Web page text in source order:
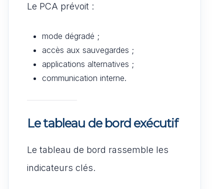
Le PCA prévoit :
mode dégradé ;
accès aux sauvegardes ;
applications alternatives ;
communication interne.
Le tableau de bord exécutif
Le tableau de bord rassemble les
indicateurs clés.